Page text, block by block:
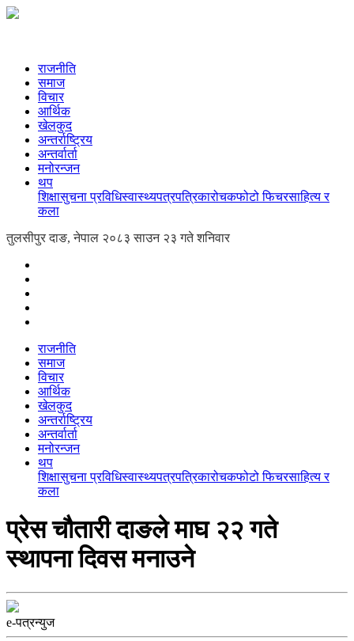
राजनीति
समाज
विचार
आर्थिक
खेलकुद
अन्तर्राष्ट्रिय
अन्तर्वार्ता
मनोरन्जन
थप
शिक्षासुचना प्रविधिस्वास्थ्यपत्रपत्रिकारोचकफोटो फिचरसाहित्य र
कला
तुलसीपुर दाङ, नेपाल २०८३ साउन २३ गते शनिवार
राजनीति
समाज
विचार
आर्थिक
खेलकुद
अन्तर्राष्ट्रिय
अन्तर्वार्ता
मनोरन्जन
थप
शिक्षासुचना प्रविधिस्वास्थ्यपत्रपत्रिकारोचकफोटो फिचरसाहित्य र
कला
प्रेस चौतारी दाङले माघ २२ गते
स्थापना दिवस मनाउने
e-पत्रन्युज